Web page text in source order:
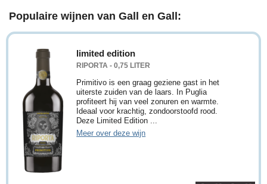
Populaire wijnen van Gall en Gall:
limited edition
RIPORTA - 0,75 LITER
Primitivo is een graag geziene gast in het
uiterste zuiden van de laars. In Puglia
profiteert hij van veel zonuren en warmte.
Ideaal voor krachtig, zondoorstoofd rood.
Deze Limited Edition ...
Meer over deze wijn